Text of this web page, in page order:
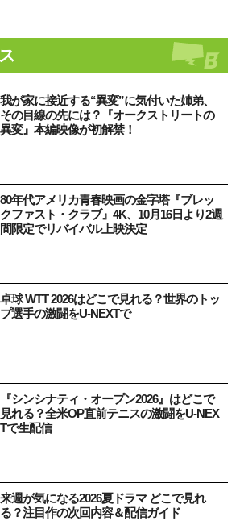
我が家に接近する“異変”に気付いた姉弟、
その目線の先には？『オークストリートの
異変』本編映像が初解禁！
80年代アメリカ青春映画の金字塔『ブレッ
クファスト・クラブ』4K、10月16日より2週
間限定でリバイバル上映決定
卓球 WTT 2026はどこで見れる？世界のトッ
プ選手の激闘をU-NEXTで
『シンシナティ・オープン2026』はどこで
見れる？全米OP直前テニスの激闘をU-NEX
Tで生配信
来週が気になる2026夏ドラマ どこで見れ
る？注目作の次回内容＆配信ガイド